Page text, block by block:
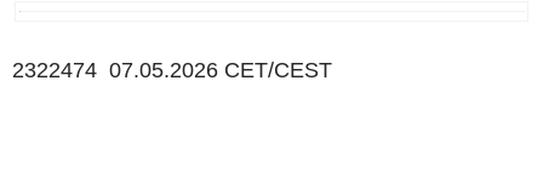
2322474 07.05.2026 CET/CEST